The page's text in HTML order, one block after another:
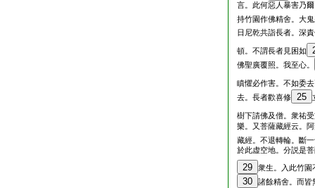
言。此何惡人暴害乃
持竹園作佛精舍。大
日尼乾共詣長者。深
頓。不謂長者見困如
佛聖廣覆照。我至心。
瞋懼必作害。不如委
去。長者歡喜修
25
樹下請佛及僧。衆祐
樂。又菩薩藏經云。
藏經。不退轉輪。斷
於此虚空地。分説是
29 衆生。入此竹園
30
諸餘精舍。而皆